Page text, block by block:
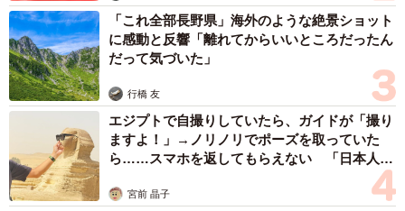
慎重に猫じゃらしで遊びながらタモで狙うと、見事チビち
ゃんの捕獲に成功した。シロちゃん、クロちゃんの時もそ
うだったが、何度捕まえても母猫と離す時は心苦しかっ
た。黒猫２匹も別の日に保護したが、さすがに５匹飼うの
は難しかったので、事情を知っていた会社の専務にお願い
したら、「うちで２匹飼うよ」と言ってくれたという。
大人猫もTNRしないと
「これ全部長野県」海外のような絶景ショット
に感動と反響「離れてからいいところだったん
だって気づいた」
行橋 友
エジプトで自撮りしていたら、ガイドが「撮り
ますよ！」→ノリノリでポーズを取っていた
ら……スマホを返してもらえない 「日本人は
カモ代表かも」「私は6時間で3万円払った」
宮前 晶子